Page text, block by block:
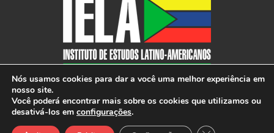
IELA © 2022 – Todos os direitos reservados –
Nós usamos cookies para dar a você uma melhor experiência em
nosso site.
Você poderá encontrar mais sobre os cookies que utilizamos ou
desativá-los em configurações.